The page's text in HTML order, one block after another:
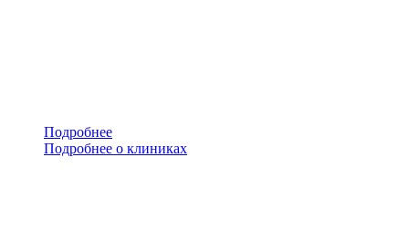
Подробнее
Подробнее о клиниках